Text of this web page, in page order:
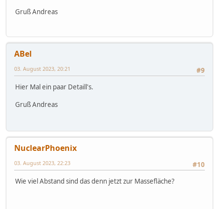
Gruß Andreas
ABel
#9
03. August 2023, 20:21
Hier Mal ein paar Detaill's.
Gruß Andreas
NuclearPhoenix
#10
03. August 2023, 22:23
Wie viel Abstand sind das denn jetzt zur Massefläche?